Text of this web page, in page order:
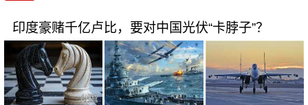
印度豪赌千亿卢比，要对中国光伏“卡脖子”？